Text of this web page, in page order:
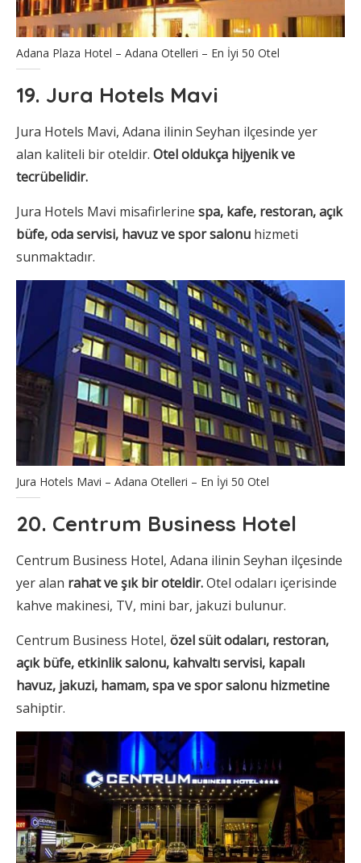
Adana Plaza Hotel – Adana Otelleri – En İyi 50 Otel
19. Jura Hotels Mavi
Jura Hotels Mavi, Adana ilinin Seyhan ilçesinde yer
alan kaliteli bir oteldir. Otel oldukça hijyenik ve
tecrübelidir.
Jura Hotels Mavi misafirlerine spa, kafe, restoran, açık
büfe, oda servisi, havuz ve spor salonu hizmeti
sunmaktadır.
Jura Hotels Mavi – Adana Otelleri – En İyi 50 Otel
20. Centrum Business Hotel
Centrum Business Hotel, Adana ilinin Seyhan ilçesinde
yer alan rahat ve şık bir oteldir.Otel odaları içerisinde
kahve makinesi, TV, mini bar, jakuzi bulunur.
Centrum Business Hotel, özel süit odaları, restoran,
açık büfe, etkinlik salonu, kahvaltı servisi, kapalı
havuz, jakuzi, hamam, spa ve spor salonu hizmetine
sahiptir.